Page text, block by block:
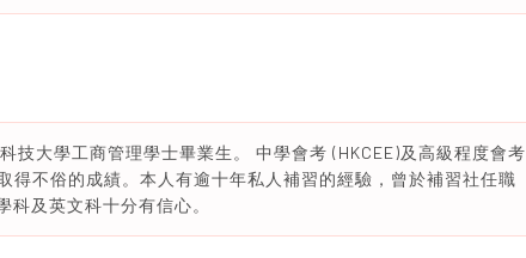
技大學工商管理學士畢業生。 中學會考 (HKCEE)及高級程度會考
得不俗的成績。本人有逾十年私人補習的經驗，曾於補習社任職
及英文科十分有信心。